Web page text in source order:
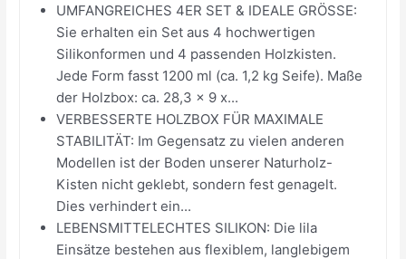
UMFANGREICHES 4ER SET & IDEALE GRÖSSE:
Sie erhalten ein Set aus 4 hochwertigen
Silikonformen und 4 passenden Holzkisten.
Jede Form fasst 1200 ml (ca. 1,2 kg Seife). Maße
der Holzbox: ca. 28,3 x 9 x...
VERBESSERTE HOLZBOX FÜR MAXIMALE
STABILITÄT: Im Gegensatz zu vielen anderen
Modellen ist der Boden unserer Naturholz-
Kisten nicht geklebt, sondern fest genagelt.
Dies verhindert ein...
LEBENSMITTELECHTES SILIKON: Die lila
Einsätze bestehen aus flexiblem, langlebigem